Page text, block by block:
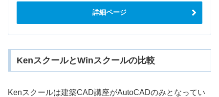
詳細ページ
KenスクールとWinスクールの比較
Kenスクールは建築CAD講座がAutoCADのみとなってい